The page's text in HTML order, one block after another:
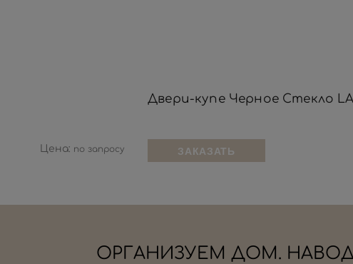
Цена: по запросу
Двери-купе Черное Стекло
ЗАКАЗАТЬ
ОРГАНИЗУЕМ ДОМ.